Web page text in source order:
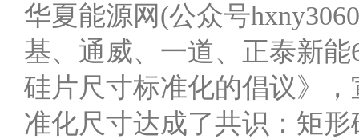
华夏能源网(公众号
基、通威、一道、正泰新
硅片尺寸标准化的倡议》
准化尺寸达成了共识：矩形